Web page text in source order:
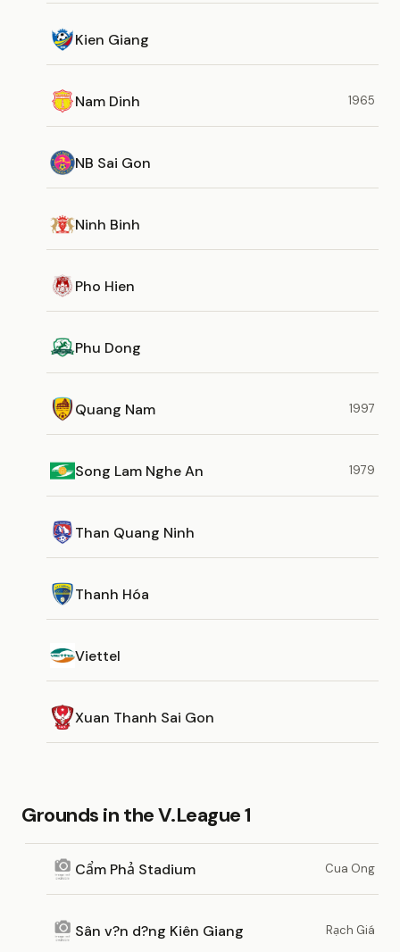
Kien Giang
Nam Dinh 1965
NB Sai Gon
Ninh Binh
Pho Hien
Phu Dong
Quang Nam 1997
Song Lam Nghe An 1979
Than Quang Ninh
Thanh Hóa
Viettel
Xuan Thanh Sai Gon
Grounds in the V.League 1
Cẩm Phả Stadium Cua Ong
Sân v?n d?ng Kiên Giang Rạch Giá